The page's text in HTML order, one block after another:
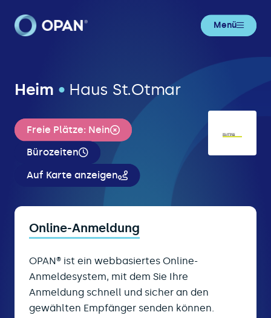
Menü
Heim • Haus St.Otmar
Freie Plätze: Nein
Bürozeiten
Auf Karte anzeigen
Online-Anmeldung
OPAN® ist ein webbasiertes Online-
Anmeldesystem, mit dem Sie Ihre
Anmeldung schnell und sicher an den
gewählten Empfänger senden können.